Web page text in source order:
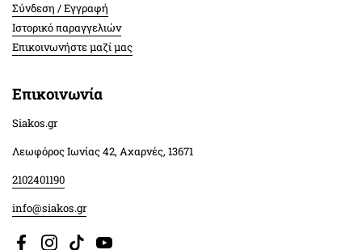
Σύνδεση / Εγγραφή
Ιστορικό παραγγελιών
Επικοινωνήστε μαζί μας
Επικοινωνία
Siakos.gr
Λεωφόρος Ιωνίας 42, Αχαρνές, 13671
2102401190
info@siakos.gr